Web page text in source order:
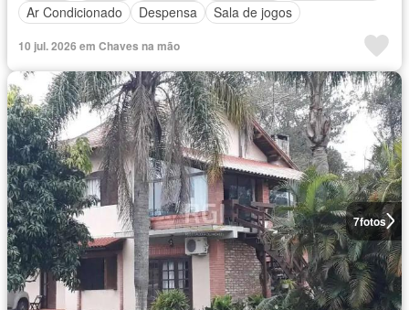
Ar Condicionado
Despensa Sala de jogos
10 jul. 2026 em Chaves na mão
7fotos